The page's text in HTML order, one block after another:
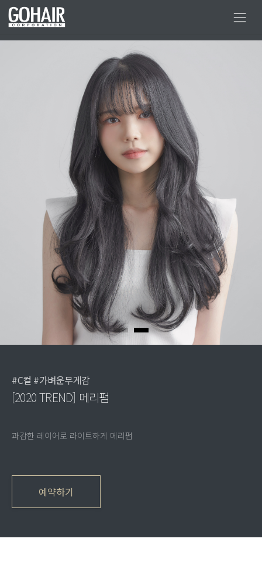
#C컬 #가벼운무게감
[2020 TREND] 메리펌
과감한 레이어로 라이트하게 메리펌
예약하기